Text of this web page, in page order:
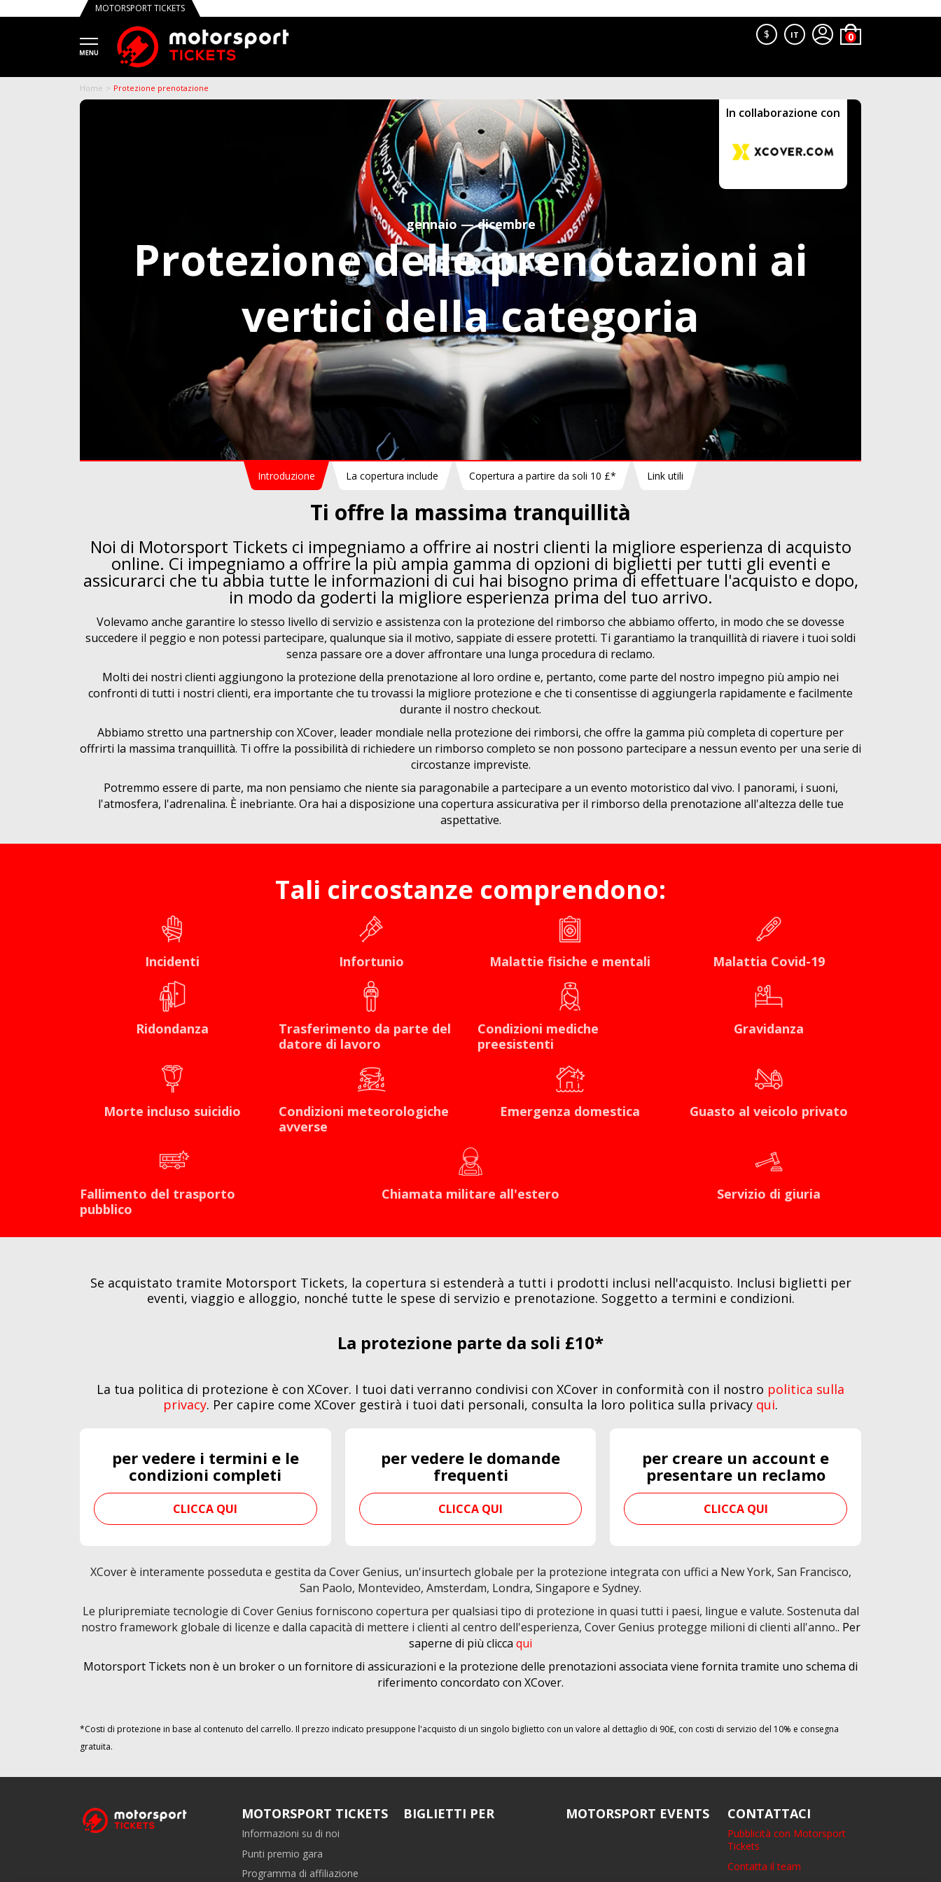
MOTORSPORT TICKETS
$ IT
Home Protezione prenotazione
gennaio — dicembre
Protezione delle prenotazioni ai
vertici della categoria
In collaborazione con
Introduzione La copertura include Copertura a partire da soli 10 £* Link utili
Ti offre la massima tranquillità
Noi di Motorsport Tickets ci impegniamo a offrire ai nostri clienti la migliore esperienza di acquisto
online. Ci impegniamo a offrire la più ampia gamma di opzioni di biglietti per tutti gli eventi e
assicurarci che tu abbia tutte le informazioni di cui hai bisogno prima di effettuare l'acquisto e dopo,
in modo da goderti la migliore esperienza prima del tuo arrivo.
Volevamo anche garantire lo stesso livello di servizio e assistenza con la protezione del rimborso che abbiamo offerto, in modo che se dovesse
succedere il peggio e non potessi partecipare, qualunque sia il motivo, sappiate di essere protetti. Ti garantiamo la tranquillità di riavere i tuoi soldi
senza passare ore a dover affrontare una lunga procedura di reclamo.
Molti dei nostri clienti aggiungono la protezione della prenotazione al loro ordine e, pertanto, come parte del nostro impegno più ampio nei
confronti di tutti i nostri clienti, era importante che tu trovassi la migliore protezione e che ti consentisse di aggiungerla rapidamente e facilmente
durante il nostro checkout.
Abbiamo stretto una partnership con XCover, leader mondiale nella protezione dei rimborsi, che offre la gamma più completa di coperture per
offrirti la massima tranquillità. Ti offre la possibilità di richiedere un rimborso completo se non possono partecipare a nessun evento per una serie di
circostanze impreviste.
Potremmo essere di parte, ma non pensiamo che niente sia paragonabile a partecipare a un evento motoristico dal vivo. I panorami, i suoni,
l'atmosfera, l'adrenalina. È inebriante. Ora hai a disposizione una copertura assicurativa per il rimborso della prenotazione all'altezza delle tue
aspettative.
Tali circostanze comprendono:
Incidenti Infortunio Malattie fisiche e mentali Malattia Covid-19
Ridondanza
Trasferimento da parte del
datore di lavoro
Condizioni mediche
preesistenti
Gravidanza
Morte incluso suicidio
Condizioni meteorologiche
avverse
Emergenza domestica Guasto al veicolo privato
Fallimento del trasporto
pubblico
Chiamata militare all'estero Servizio di giuria
Se acquistato tramite Motorsport Tickets, la copertura si estenderà a tutti i prodotti inclusi nell'acquisto. Inclusi biglietti per
eventi, viaggio e alloggio, nonché tutte le spese di servizio e prenotazione. Soggetto a termini e condizioni.
La protezione parte da soli £10*
La tua politica di protezione è con XCover. I tuoi dati verranno condivisi con XCover in conformità con il nostro politica sulla
privacy. Per capire come XCover gestirà i tuoi dati personali, consulta la loro politica sulla privacy qui.
per vedere i termini e le
condizioni completi
CLICCA QUI
per vedere le domande
frequenti
CLICCA QUI
per creare un account e
presentare un reclamo
CLICCA QUI
XCover è interamente posseduta e gestita da Cover Genius, un'insurtech globale per la protezione integrata con uffici a New York, San Francisco,
San Paolo, Montevideo, Amsterdam, Londra, Singapore e Sydney.
Le pluripremiate tecnologie di Cover Genius forniscono copertura per qualsiasi tipo di protezione in quasi tutti i paesi, lingue e valute. Sostenuta dal
nostro framework globale di licenze e dalla capacità di mettere i clienti al centro dell'esperienza, Cover Genius protegge milioni di clienti all'anno.. Per
saperne di più clicca qui
Motorsport Tickets non è un broker o un fornitore di assicurazioni e la protezione delle prenotazioni associata viene fornita tramite uno schema di
riferimento concordato con XCover.
*Costi di protezione in base al contenuto del carrello. Il prezzo indicato presuppone l'acquisto di un singolo biglietto con un valore al dettaglio di 90£, con costi di servizio del 10% e consegna
gratuita.
MOTORSPORT TICKETS
Informazioni su di noi
Punti premio gara
Programma di affiliazione
BIGLIETTI PER MOTORSPORT EVENTS CONTATTACI
Pubblicità con Motorsport
Tickets
Contatta il team